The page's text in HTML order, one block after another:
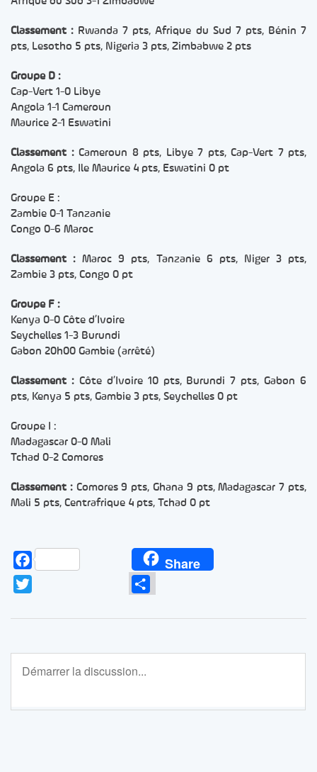
Classement : Rwanda 7 pts, Afrique du Sud 7 pts, Bénin 7
pts, Lesotho 5 pts, Nigeria 3 pts, Zimbabwe 2 pts
Groupe D :
Cap-Vert 1-0 Libye
Angola 1-1 Cameroun
Maurice 2-1 Eswatini
Classement :Cameroun 8 pts, Libye 7 pts, Cap-Vert 7 pts,
Angola 6 pts, Ile Maurice 4 pts, Eswatini 0 pt
Groupe E :
Zambie 0-1 Tanzanie
Congo 0-6 Maroc
Classement : Maroc 9 pts, Tanzanie 6 pts, Niger 3 pts,
Zambie 3 pts, Congo 0 pt
Groupe F :
Kenya 0-0 Côte d’Ivoire
Seychelles 1-3 Burundi
Gabon 20h00 Gambie (arrêté)
Classement :Côte d’Ivoire 10 pts, Burundi 7 pts, Gabon 6
pts, Kenya 5 pts, Gambie 3 pts, Seychelles 0 pt
Groupe I :
Madagascar 0-0 Mali
Tchad 0-2 Comores
Classement :Comores 9 pts, Ghana 9 pts, Madagascar 7 pts,
Mali 5 pts, Centrafrique 4 pts, Tchad 0 pt
Facebook Share